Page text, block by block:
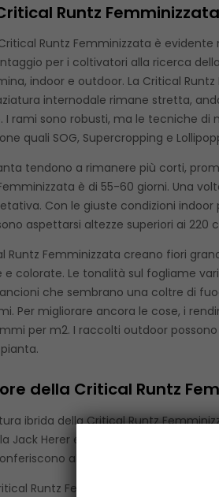
Runtz Femminizzata
Runtz Femminizzata è
per i coltivatori alla ricerca
indoor e outdoor. La Critical
internodale rimane stretta,
I rami sono robusti, ma le tecniche
quali SOG, Supercropping e
tendono a rimanere più corti,
è di 55-60 giorni. Una
Con le giuste condizioni
aspettarsi altezze superiori ai 220
Runtz Femminizzata creano fiori
colorate. Le tonalità sul fogliame
che sembrano una coltre di
Per migliorare ancora le cose, i
per m2. I raccolti outdoor
della Critical Runtz
ibrida della Critical Runtz
Jack Herer e della Durban. Gli
all’equazione un effetto
Runtz Femminizzata